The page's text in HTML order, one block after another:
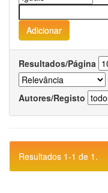
Resultados/Página
Autores/Registo
Resultados 1-1 de 1.